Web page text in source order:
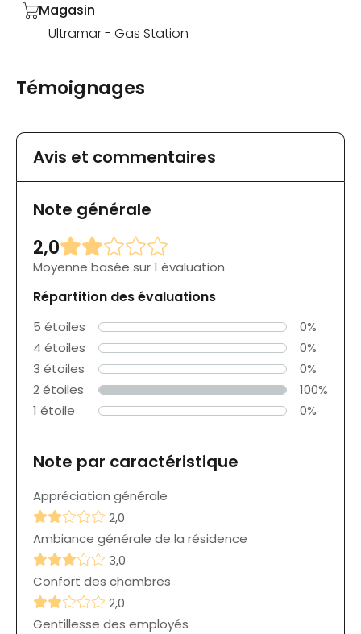
Magasin
Ultramar - Gas Station
Témoignages
Avis et commentaires
Note générale
2,0
Moyenne basée sur 1 évaluation
Répartition des évaluations
5 étoiles
0%
4 étoiles
0%
3 étoiles
0%
2 étoiles
100%
1 étoile
0%
Note par caractéristique
Appréciation générale
2,0
Ambiance générale de la résidence
3,0
Confort des chambres
2,0
Gentillesse des employés